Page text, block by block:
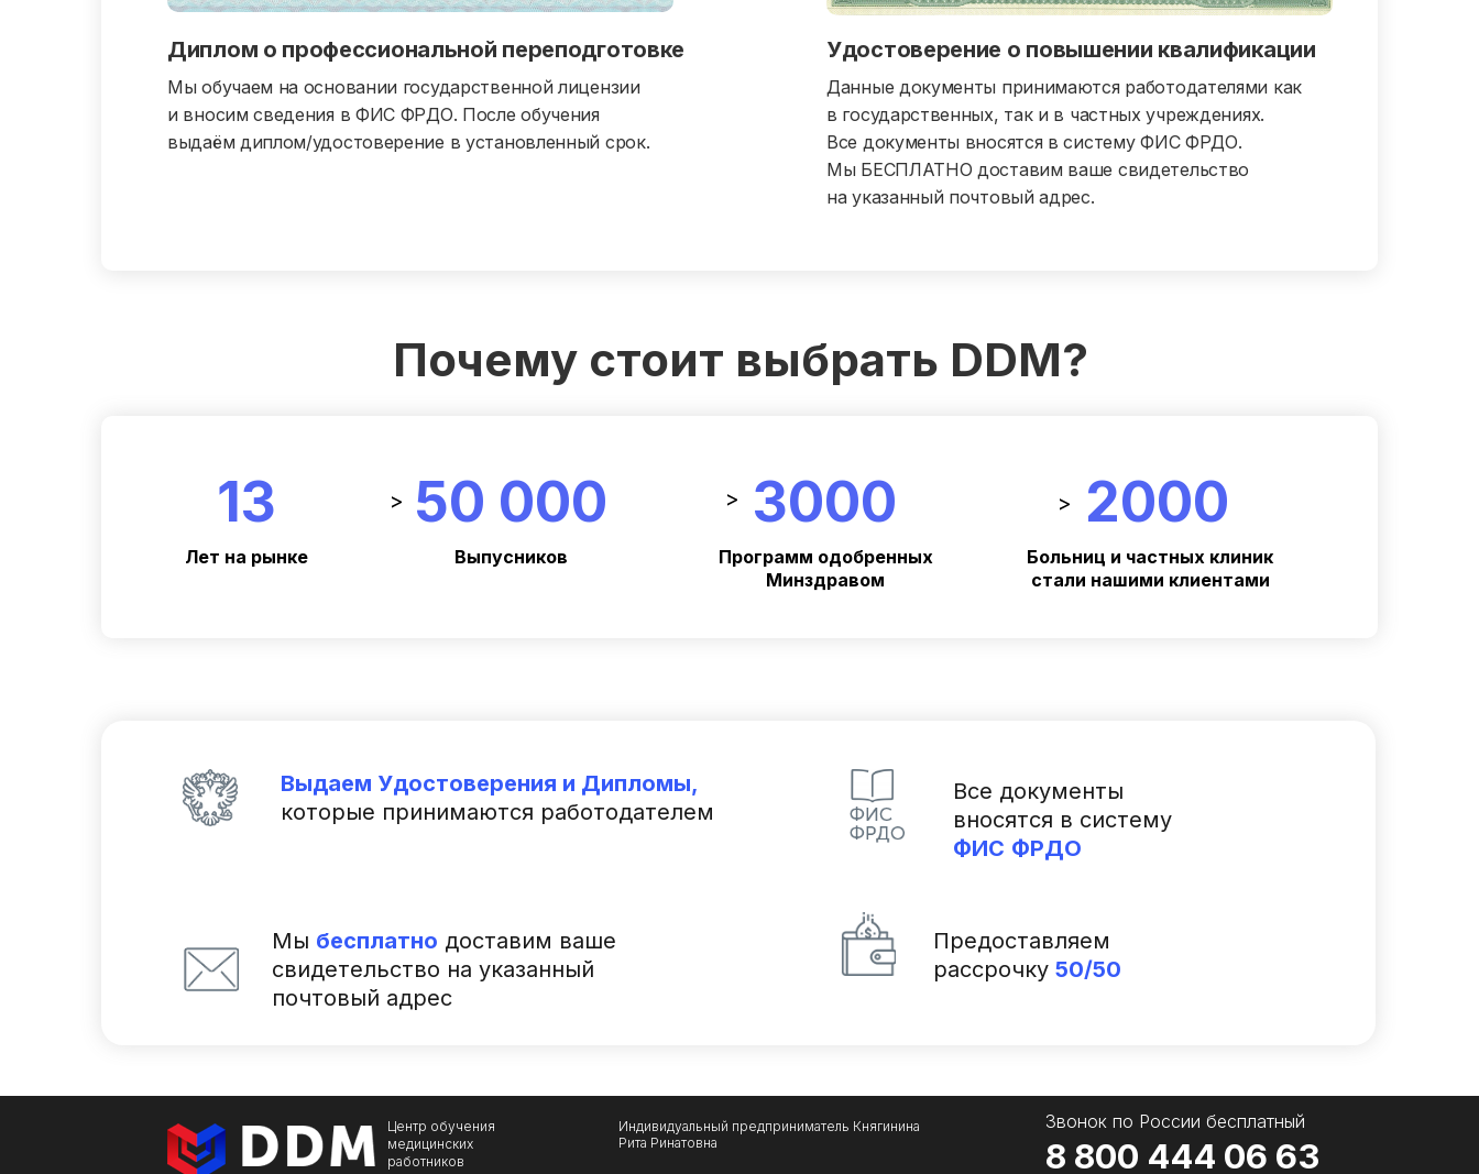
Мы обучаем на основании государственной лицензии
и вносим сведения в ФИС ФРДО. После обучения
выдаём диплом/удостоверение в установленный срок.
Диплом о профессиональной переподготовке
Данные документы принимаются работодателями как
в государственных, так и в частных учреждениях.
Все документы вносятся в систему ФИС ФРДО.
Мы БЕСПЛАТНО доставим ваше свидетельство
на указанный почтовый адрес.
Удостоверение о повышении квалификации
13
Лет на рынке
> 50 000
Выпусников
> 3000
Программ одобренных
Минздравом
> 2000
Больниц и частных клиник
стали нашими клиентами
Почему стоит выбрать DDM?
Все документы
вносятся в систему
ФИС ФРДО
Мы бесплатно доставим ваше
свидетельство на указанный
почтовый адрес
Предоставляем
рассрочку 50/50
Выдаем Удостоверения и Дипломы,
которые принимаются работодателем
8 800 444 06 63
Звонок по Роcсии бесплатный
Центр обучения
медицинских
работников
Индивидуальный предприниматель Княгинина
Рита Ринатовна